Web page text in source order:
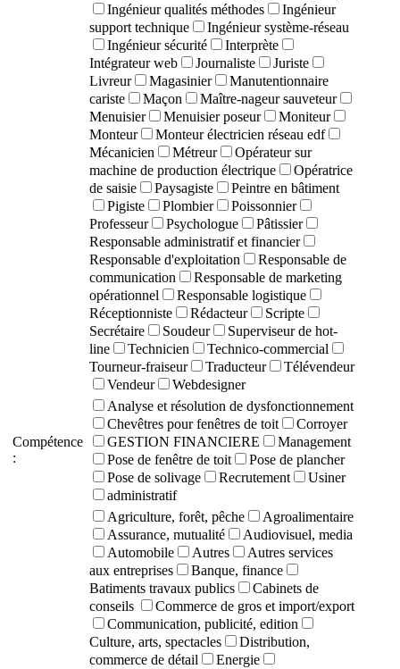
Ingénieur qualités méthodes
Ingénieur
support technique
Ingénieur système-réseau
Ingénieur sécurité
Interprète
Intégrateur web
Journaliste
Juriste
Livreur
Magasinier
Manutentionnaire
cariste
Maçon
Maître-nageur sauveteur
Menuisier
Menuisier poseur
Moniteur
Monteur
Monteur électricien réseau edf
Mécanicien
Métreur
Opérateur sur
machine de production électrique
Opératrice
de saisie
Paysagiste
Peintre en bâtiment
Pigiste
Plombier
Poissonnier
Professeur
Psychologue
Pâtissier
Responsable administratif et financier
Responsable d'exploitation
Responsable de
communication
Responsable de marketing
opérationnel
Responsable logistique
Réceptionniste
Rédacteur
Scripte
Secrétaire
Soudeur
Superviseur de hot-
line
Technicien
Technico-commercial
Tourneur-fraiseur
Traducteur
Télévendeur
Vendeur
Webdesigner
Compétence
:
Analyse et résolution de dysfonctionnement
Chevêtres pour fenêtres de toit
Corroyer
GESTION FINANCIERE
Management
Pose de fenêtre de toit
Pose de plancher
Pose de solivage
Recrutement
Usiner
administratif
Agriculture, forêt, pêche
Agroalimentaire
Assurance, mutualité
Audiovisuel, media
Automobile
Autres
Autres services
aux entreprises
Banque, finance
Batiments travaux publics
Cabinets de
conseils
Commerce de gros et import/export
Communication, publicité, edition
Culture, arts, spectacles
Distribution,
commerce de détail
Energie